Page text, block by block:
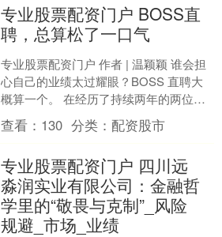
专业股票配资门户 BOSS直
聘，总算松了一口气
专业股票配资门户 作者 | 温颖颖 谁会担
心自己的业绩太过耀眼？BOSS 直聘大
概算一个。 在经历了持续两年的两位数
增长后，2025 年二季度，BOSS 直聘
的....
查看： 130 分类：配资股市
专业股票配资门户 四川远
淼润实业有限公司：金融哲
学里的“敬畏与克制”_风险
规避_市场_业绩